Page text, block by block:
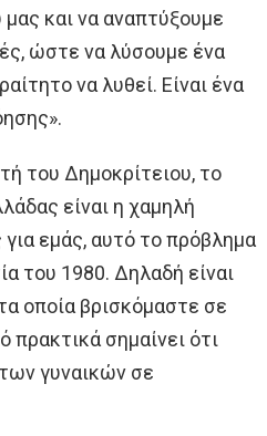
και να αναπτύξουμε
ώστε να λύσουμε ένα
να λυθεί. Είναι ένα
του Δημοκρίτειου, το
είναι η χαμηλή
εμάς, αυτό το πρόβλημα
του 1980. Δηλαδή είναι
οποία βρισκόμαστε σε
πρακτικά σημαίνει ότι
γυναικών σε